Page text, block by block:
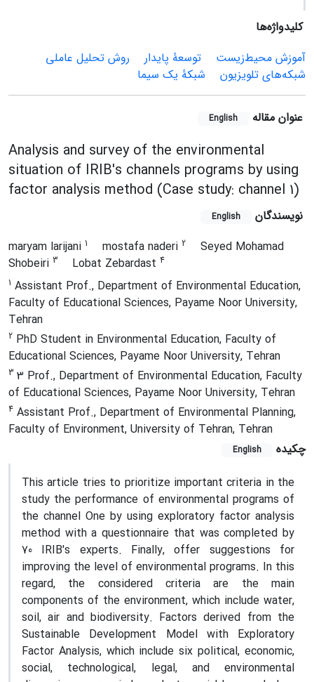
کلیدواژه‌ها
آموزش محیط‌زیست
توسعۀ پایدار
روش تحلیل عاملی
شبکه‌های تلویزیون
شبکۀ یک سیما
عنوان مقاله English
Analysis and survey of the environmental
situation of IRIB's channels programs by using
factor analysis method (Case study: channel 1)
نویسندگان English
maryam larijani 1 mostafa naderi 2
Seyed Mohamad
Shobeiri 3 Lobat Zebardast 4
1 Assistant Prof., Department of Environmental Education,
Faculty of Educational Sciences, Payame Noor University,
Tehran
2 PhD Student in Environmental Education, Faculty of
Educational Sciences, Payame Noor University, Tehran
3 3 Prof., Department of Environmental Education, Faculty
of Educational Sciences, Payame Noor University, Tehran
4 Assistant Prof., Department of Environmental Planning,
Faculty of Environment, University of Tehran, Tehran
چکیده
English
This article tries to prioritize important criteria in the
study the performance of environmental programs of
the channel One by using exploratory factor analysis
method with a questionnaire that was completed by
70 IRIB's experts. Finally, offer suggestions for
improving the level of environmental programs. In this
regard, the considered criteria are the main
components of the environment, which include water,
soil, air and biodiversity. Factors derived from the
Sustainable Development Model with Exploratory
Factor Analysis, which include six political, economic,
social, technological, legal, and environmental